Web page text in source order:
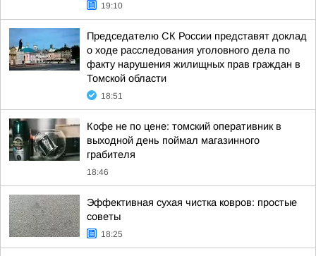
19:10
Председателю СК России представят доклад
о ходе расследования уголовного дела по
факту нарушения жилищных прав граждан в
Томской области
18:51
Кофе не по цене: томский оперативник в
выходной день поймал магазинного
грабителя
18:46
Эффективная сухая чистка ковров: простые
советы
18:25